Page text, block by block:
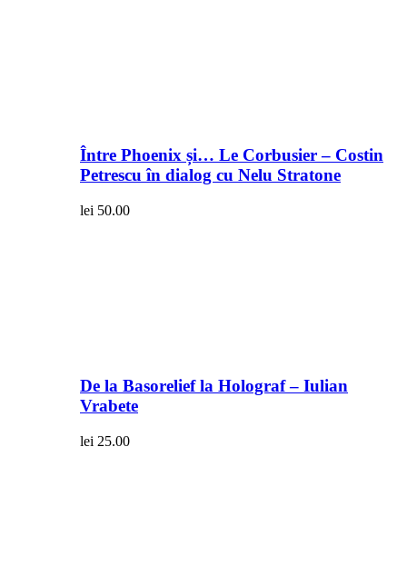
Între Phoenix și… Le Corbusier – Costin
Petrescu în dialog cu Nelu Stratone
lei 50.00
De la Basorelief la Holograf – Iulian
Vrabete
lei 25.00